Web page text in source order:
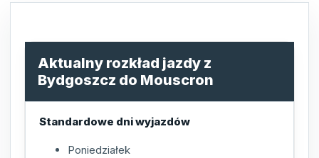
Aktualny rozkład jazdy z
Bydgoszcz do Mouscron
Standardowe dni wyjazdów
Poniedziałek